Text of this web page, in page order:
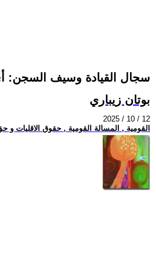
سجال القيادة وسيف السجن:
بوتان زيباري
2025 / 10 / 12
القومية , المسالة القومية , حقوق الاقليات و